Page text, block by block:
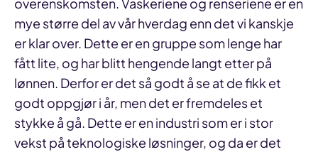
overenskomsten. Vaskeriene og renseriene er en
mye større del av vår hverdag enn det vi kanskje
er klar over. Dette er en gruppe som lenge har
fått lite, og har blitt hengende langt etter på
lønnen. Derfor er det så godt å se at de fikk et
godt oppgjør i år, men det er fremdeles et
stykke å gå. Dette er en industri som er i stor
vekst på teknologiske løsninger, og da er det